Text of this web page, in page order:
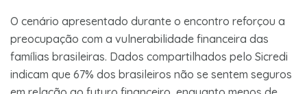
O cenário apresentado durante o encontro reforçou a
preocupação com a vulnerabilidade financeira das
famílias brasileiras. Dados compartilhados pelo Sicredi
indicam que 67% dos brasileiros não se sentem seguros